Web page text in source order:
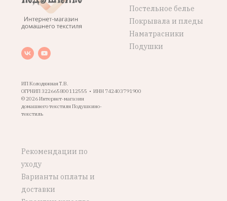
ИП Колодяжная Т.В.
ОГРНИП 322665800112555 • ИНН 742403791900
© 2026 Интернет-магазин
домашнего текстиля Подушкино-
текстиль
Постельное белье
Покрывала и пледы
Наматрасники
Подушки
Рекомендации по
уходу
Варианты оплаты и
доставки